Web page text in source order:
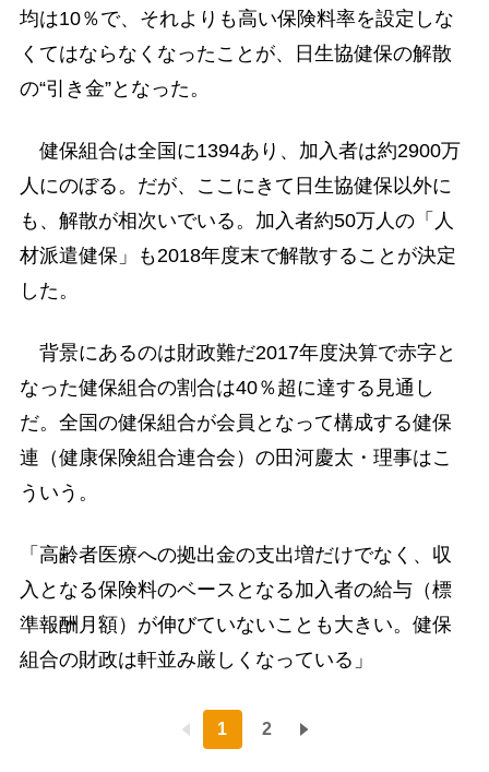
均は10％で、それよりも高い保険料率を設定しな
くてはならなくなったことが、日生協健保の解散
の“引き金”となった。
健保組合は全国に1394あり、加入者は約2900万
人にのぼる。だが、ここにきて日生協健保以外に
も、解散が相次いでいる。加入者約50万人の「人
材派遣健保」も2018年度末で解散することが決定
した。
背景にあるのは財政難だ2017年度決算で赤字と
なった健保組合の割合は40％超に達する見通し
だ。全国の健保組合が会員となって構成する健保
連（健康保険組合連合会）の田河慶太・理事はこ
ういう。
「高齢者医療への拠出金の支出増だけでなく、収
入となる保険料のベースとなる加入者の給与（標
準報酬月額）が伸びていないことも大きい。健保
組合の財政は軒並み厳しくなっている」
1 2